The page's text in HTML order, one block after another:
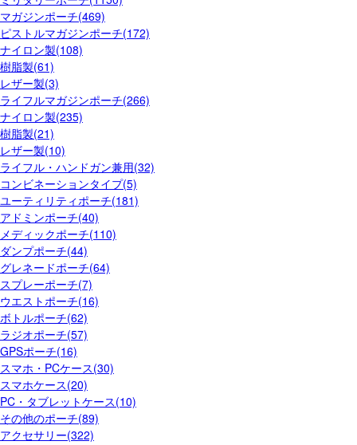
マガジンポーチ(469)
ピストルマガジンポーチ(172)
ナイロン製(108)
樹脂製(61)
レザー製(3)
ライフルマガジンポーチ(266)
ナイロン製(235)
樹脂製(21)
レザー製(10)
ライフル・ハンドガン兼用(32)
コンビネーションタイプ(5)
ユーティリティポーチ(181)
アドミンポーチ(40)
メディックポーチ(110)
ダンプポーチ(44)
グレネードポーチ(64)
スプレーポーチ(7)
ウエストポーチ(16)
ボトルポーチ(62)
ラジオポーチ(57)
GPSポーチ(16)
スマホ・PCケース(30)
スマホケース(20)
PC・タブレットケース(10)
その他のポーチ(89)
アクセサリー(322)